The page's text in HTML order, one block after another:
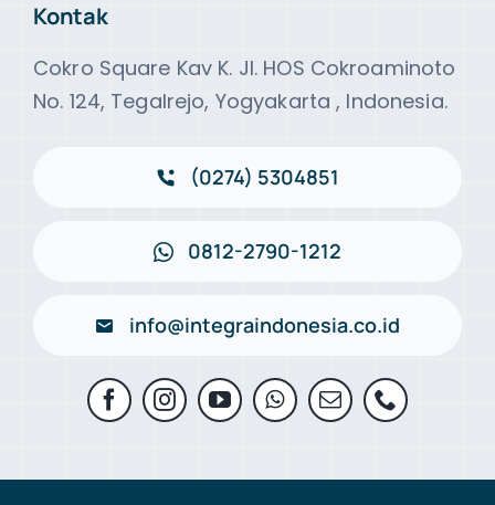
Kontak
Cokro Square Kav K. Jl. HOS Cokroaminoto
No. 124, Tegalrejo, Yogyakarta , Indonesia.
(0274) 5304851
0812-2790-1212
info@integraindonesia.co.id